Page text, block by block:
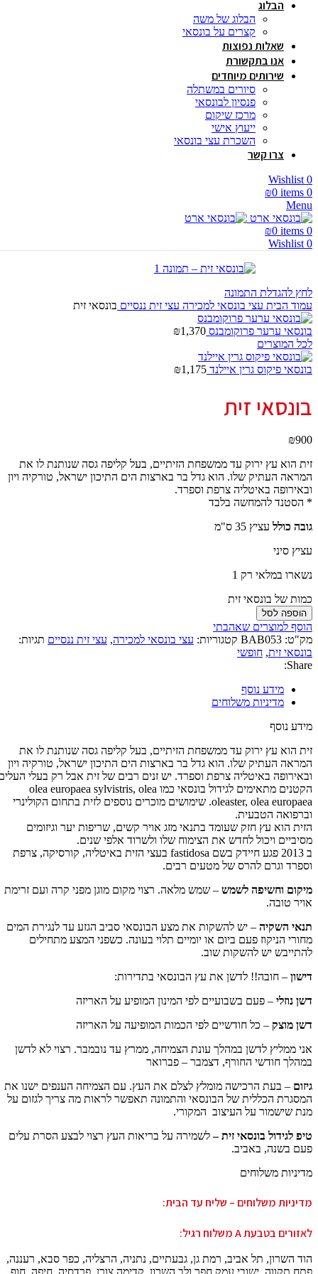
הבלוג
הבלוג של משה
קצרים על בונסאי
שאלות נפוצות
אנו בתקשורת
שירותים מיוחדים
סיורים במשתלה
פנסיון לבונסאי
מרכז שיקום
ייעוץ אישי
השכרת עצי בונסאי
צרו קשר
0
Wishlist
0
items
₪0
Menu
0
items
₪0
0
Wishlist
לחץ להגדלת התמונה
עמוד הבית עצי בונסאי למכירה עצי זית ננסיים בונסאי זית
בונסאי ערער פרוקומבנס ₪1,370
לכל המוצרים
בונסאי פיקוס גרין איילנד ₪1,175
בונסאי זית
₪900
זית הוא עץ ירוק עד ממשפחת הזיתיים, בעל קליפה גסה שנותנת לו את
המראה העתיק שלו. הוא גדל בר בארצות הים התיכון ישראל, טורקיה ויון
ובאירופה באיטליה צרפת וספרד.
* הסטנד להמחשה בלבד
גובה כולל עציץ 35 ס"מ
עציץ סיני
נשארו במלאי רק 1
כמות של בונסאי זית
הוספה לסל
הוסף למוצרים שאהבתי
מק"ט: BAB053 קטגוריות: עצי בונסאי למכירה, עצי זית ננסיים תגיות:
בונסאי זית, חופשי
Share:
מידע נוסף
מדיניות משלוחים
מידע נוסף
זית הוא עץ ירוק עד ממשפחת הזיתיים, בעל קליפה גסה שנותנת לו את
המראה העתיק שלו. הוא גדל בר בארצות הים התיכון ישראל, טורקיה ויון
ובאירופה באיטליה צרפת וספרד. יש זנים רבים של זית אבל רק בעלי
הקטנים מתאימים לגידול בונסאי כמו olea europaea sylvistris, olea
oleaster, olea europaea. שימושים מוכרים נוספים לזית בתחום הקולינרי
וברפואה הטבעית.
הזית הוא עץ חזק שעומד בתנאי מזג אויר קשים, שריפות יער וגיזומים
מסיביים ויכול לחדש את הצימוח שלו ולשרוד אלפי שנים.
ב 2013 פגע חיידק בשם fastidosa בעצי הזית באיטליה, קורסיקה, צרפת
וספרד וגרם להרס של מטעים רבים.
מיקום וחשיפה לשמש – שמש מלאה. רצוי מקום מוגן מפני קרה ועם זרימת
אויר טובה.
תנאי השקיה – יש להשקות את מצע הבונסאי סביב הגזע עד לנגירת המים
מחורי הניקוז פעם ביום או יומיים תלוי בעונה. כשפני המצע מתחילים
להתייבש יש להשקות שוב.
דישון – חובה!! לדשן את עץ הבונסאי בתדירות:
דשן נוזלי – פעם בשבועיים לפי המינון המופיע על האריזה
דשן מוצק – כל חודשיים לפי הכמות המופיעה על האריזה
אני ממליץ לדשן במהלך עונת הצמיחה, ממרץ עד נובמבר. רצוי לא לדשן
במהלך חודשי החורף, דצמבר – פברואר
גיזום – בעת הרכישה מומלץ לצלם את העץ. עם הצמיחה הענפים ישנו את
המסגרת הכללית של הבונסאי והתמונה תאפשר לראות מה צריך לגזום על
מנת שישמור על העיצוב המקורי.
טיפ לגידול בונסאי זית –לשמירה על בריאות העץ רצוי לבצע הסרת עלים
פעם בשנה, באביב.
מדיניות משלוחים
מדיניות משלוחים – שליח עד הבית:
לאזורים בטבעת A משלוח רגיל:
הוד השרון, תל אביב, רמת גן, גבעתיים, נתניה, הרצליה, כפר סבא, רעננה,
פתח תקווה, ישובי עמק חפר ולב השרון, קדימה צורן, פרדסיה, חיפה, חוף